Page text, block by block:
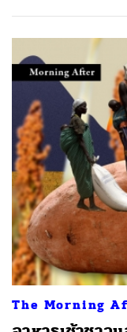
The Morning